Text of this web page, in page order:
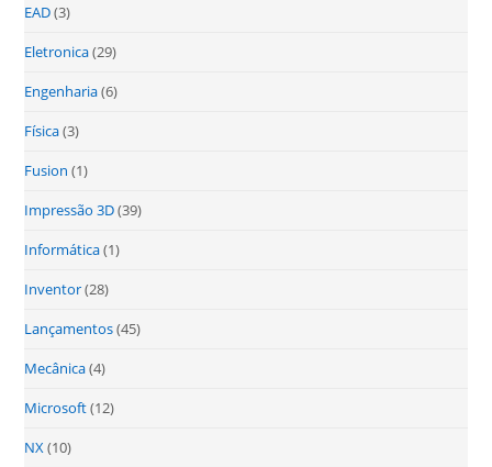
EAD(3)
Eletronica(29)
Engenharia(6)
Física(3)
Fusion (1)
Impressão 3D(39)
Informática(1)
Inventor(28)
Lançamentos(45)
Mecânica(4)
Microsoft(12)
NX(10)